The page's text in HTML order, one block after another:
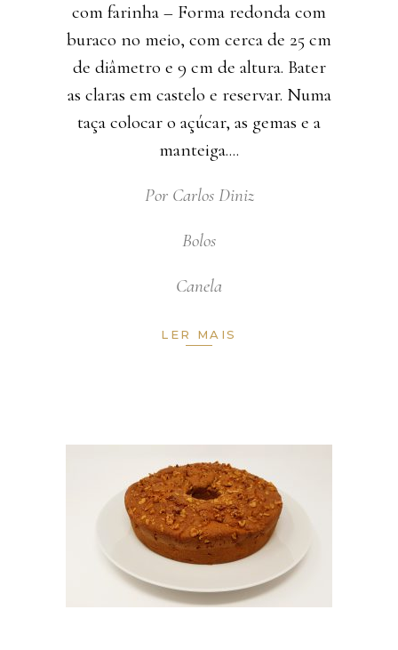
com farinha – Forma redonda com
buraco no meio, com cerca de 25 cm
de diâmetro e 9 cm de altura. Bater
as claras em castelo e reservar. Numa
taça colocar o açúcar, as gemas e a
manteiga.
Por Carlos Diniz
Bolos
Canela
LER MAIS